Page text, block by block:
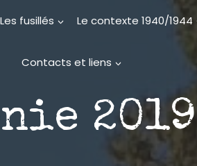
Les fusillés Le contexte 1940/1944
Contacts et liens
2019